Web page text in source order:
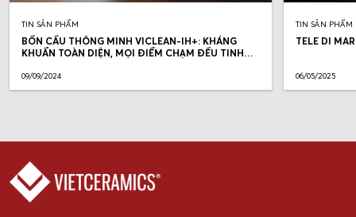
TIN SẢN PHẨM
BỒN CẦU THÔNG MINH VICLEAN-IH+: KHÁNG
KHUẨN TOÀN DIỆN, MỌI ĐIỂM CHẠM ĐỀU TINH
09/09/2024
TIN SẢN PHẨM
TELE DI
06/05/2025